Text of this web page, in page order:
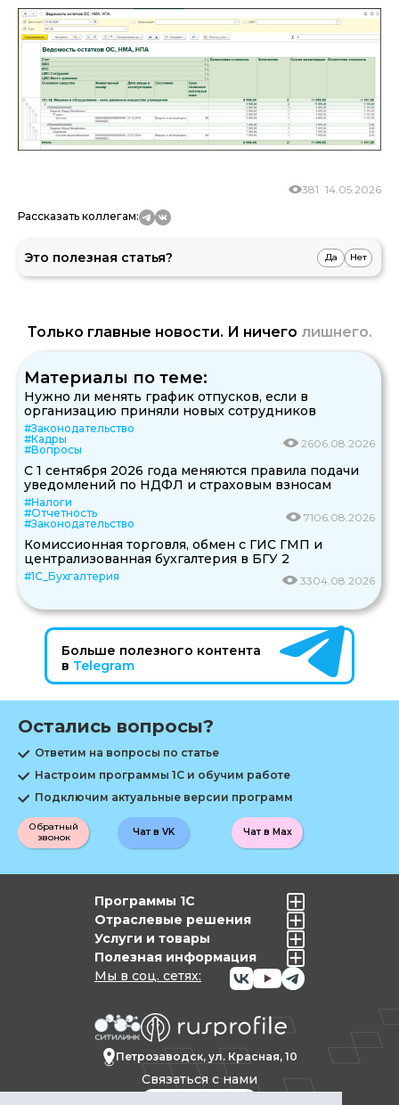
14.05.2026
381
Рассказать коллегам:
Это полезная статья? Да Нет
Только главные новости. И ничего лишнего.
Материалы по теме:
Нужно ли менять график отпусков, если в
организацию приняли новых сотрудников
#Законодательство
#Кадры
#Вопросы
2606.08.2026
С 1 сентября 2026 года меняются правила подачи
уведомлений по НДФЛ и страховым взносам
#Налоги
#Отчетность
#Законодательство
7106.08.2026
Комиссионная торговля, обмен с ГИС ГМП и
централизованная бухгалтерия в БГУ 2
#1С_Бухгалтерия 3304.08.2026
Больше полезного контента
в Telegram
Остались вопросы?
Ответим на вопросы по статье
Настроим программы 1С и обучим работе
Подключим актуальные версии программ
Обратный
звонок
Чат в Max
Чат в VK
Петрозаводск, ул. Красная, 10
Связаться с нами
Мы в соц. сетях:
Программы 1С
Отраслевые решения
Услуги и товары
Полезная информация